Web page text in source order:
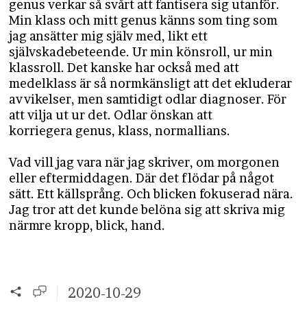
genus verkar så svårt att fantisera sig utanför.
Min klass och mitt genus känns som ting som
jag ansätter mig själv med, likt ett
självskadebeteende. Ur min könsroll, ur min
klassroll. Det kanske har också med att
medelklass är så normkänsligt att det ekluderar
avvikelser, men samtidigt odlar diagnoser. För
att vilja ut ur det. Odlar önskan att
korriegera genus, klass, normallians.
Vad vill jag vara när jag skriver, om morgonen
eller eftermiddagen. Där det flödar på något
sätt. Ett källsprång. Och blicken fokuserad nära.
Jag tror att det kunde belöna sig att skriva mig
närmre kropp, blick, hand.
2020-10-29